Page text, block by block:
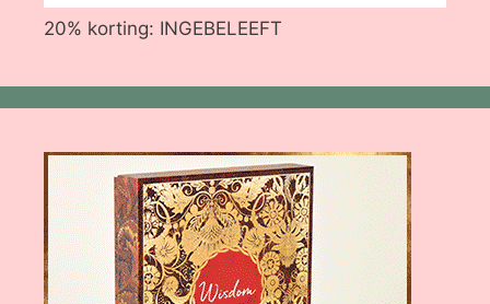
20% korting: INGEBELEEFT